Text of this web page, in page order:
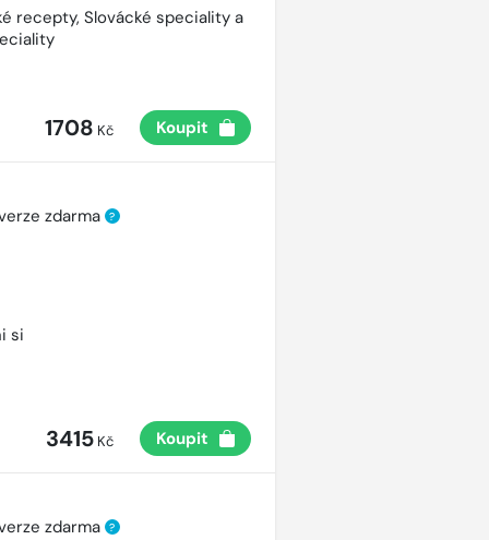
recepty, Slovácké speciality a
1708 Kč Koupit
zdarma ?
si
3415Kč Koupit
zdarma ?